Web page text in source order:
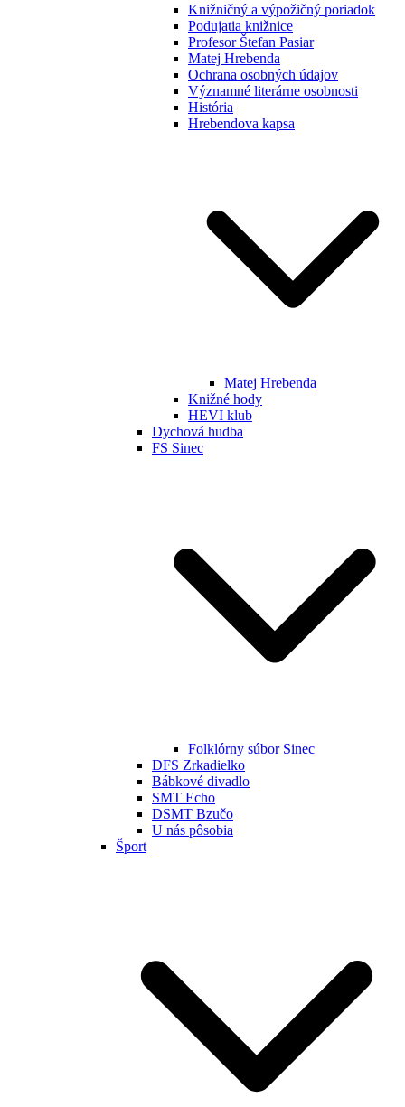
Knižničný a výpožičný poriadok
Podujatia knižnice
Profesor Štefan Pasiar
Matej Hrebenda
Ochrana osobných údajov
Významné literárne osobnosti
História
Hrebendova kapsa
Matej Hrebenda
Knižné hody
HEVI klub
Dychová hudba
FS Sinec
Folklórny súbor Sinec
DFS Zrkadielko
Bábkové divadlo
SMT Echo
DSMT Bzučo
U nás pôsobia
Šport